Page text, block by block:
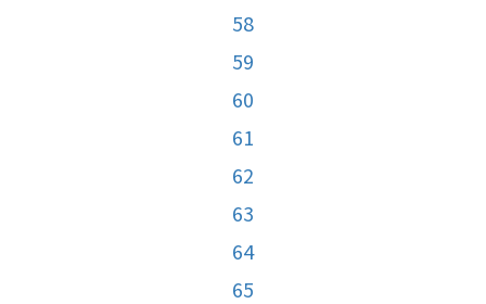
58
59
60
61
62
63
64
65